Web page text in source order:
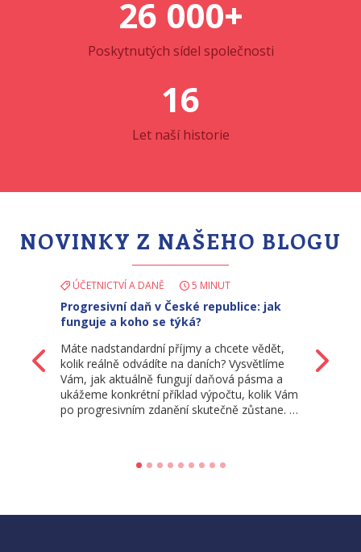
26 000+
Poskytnutých sídel společnosti
16
Let naší historie
NOVINKY Z NAŠEHO BLOGU
Zpět
ÚČETNICTVÍ A DANĚ 5 MINUT
Progresivní daň v České republice: jak
funguje a koho se týká?
Máte nadstandardní příjmy a chcete vědět,
kolik reálně odvádíte na daních? Vysvětlíme
Vám, jak aktuálně fungují daňová pásma a
ukážeme konkrétní příklad výpočtu, kolik Vám
po progresivním zdanění skutečně zůstane. …